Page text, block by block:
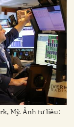
Mỹ. Ảnh tư liệu: